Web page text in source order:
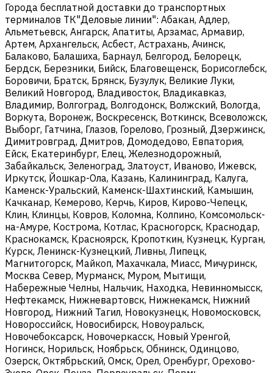
Города бесплатной доставки до транспортных
терминалов ТК"Деловые линии": Абакан, Адлер,
Альметьевск, Ангарск, Апатиты, Арзамас, Армавир,
Артем, Архангельск, Асбест, Астрахань, Ачинск,
Балаково, Балашиха, Барнаул, Белгород, Белорецк,
Бердск, Березники, Бийск, Благовещенск, Борисоглебск,
Боровичи, Братск, Брянск, Бузулук, Великие Луки,
Великий Новгород, Владивосток, Владикавказ,
Владимир, Волгоград, Волгодонск, Волжский, Вологда,
Воркута, Воронеж, Воскресенск, Воткинск, Всеволожск,
Выборг, Гатчина, Глазов, Горелово, Грозный, Дзержинск,
Димитровград, Дмитров, Домодедово, Евпатория,
Ейск, Екатеринбург, Елец, Железнодорожный,
Забайкальск, Зеленоград, Златоуст, Иваново, Ижевск,
Иркутск, Йошкар-Ола, Казань, Калининград, Калуга,
Каменск-Уральский, Каменск-Шахтинский, Камышин,
Качканар, Кемерово, Керчь, Киров, Кирово-Чепецк,
Клин, Клинцы, Ковров, Коломна, Колпино, Комсомольск-
на-Амуре, Кострома, Котлас, Красногорск, Краснодар,
Краснокамск, Красноярск, Кропоткин, Кузнецк, Курган,
Курск, Ленинск-Кузнецкий, Ливны, Липецк,
Магнитогорск, Майкоп, Махачкала, Миасс, Мичуринск,
Москва Север, Мурманск, Муром, Мытищи,
Набережные Челны, Нальчик, Находка, Невинномысск,
Нефтекамск, Нижневартовск, Нижнекамск, Нижний
Новгород, Нижний Тагил, Новокузнецк, Новомосковск,
Новороссийск, Новосибирск, Новоуральск,
Новочебоксарск, Новочеркасск, Новый Уренгой,
Ногинск, Норильск, Ноябрьск, Обнинск, Одинцово,
Озерск, Октябрьский, Омск, Орел, Оренбург, Орехово-